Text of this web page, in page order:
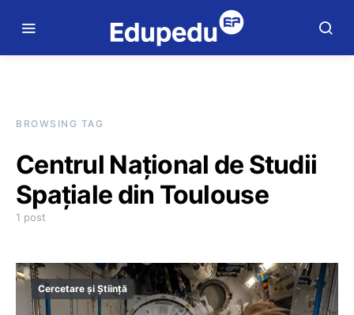
BROWSING TAG
Centrul Naţional de Studii
Spaţiale din Toulouse
1 post
Cercetare și Știință